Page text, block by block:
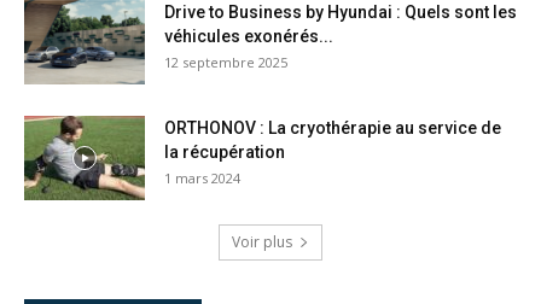
Drive to Business by Hyundai : Quels sont les
véhicules exonérés...
12 septembre 2025
ORTHONOV : La cryothérapie au service de
la récupération
1 mars 2024
Voir plus